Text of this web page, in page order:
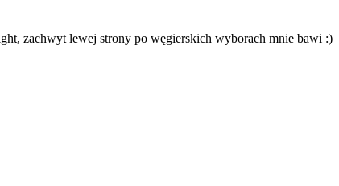
zachwyt lewej strony po węgierskich wyborach mnie bawi :)